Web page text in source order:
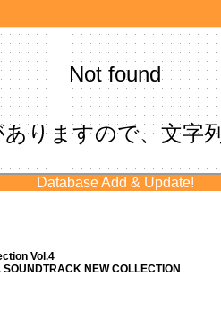
Not found
りますので、文字
Database Add & Update!
Vol.4
NEW COLLECTION